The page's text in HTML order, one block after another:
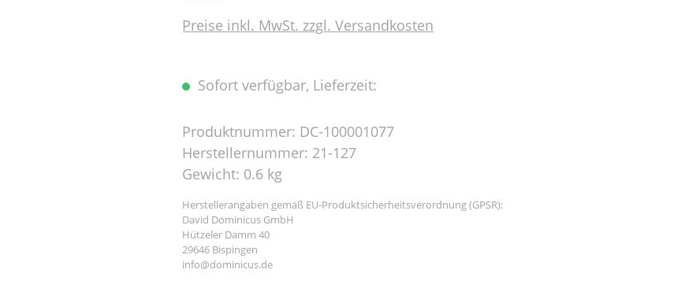
Preise inkl. MwSt. zzgl. Versandkosten
Sofort verfügbar, Lieferzeit:
Produktnummer: DC-100001077
Herstellernummer: 21-127
Gewicht: 0.6 kg
Herstellerangaben gemäß EU-Produktsicherheitsverordnung (GPSR):
David Dominicus GmbH
Hützeler Damm 40
29646 Bispingen
info@dominicus.de